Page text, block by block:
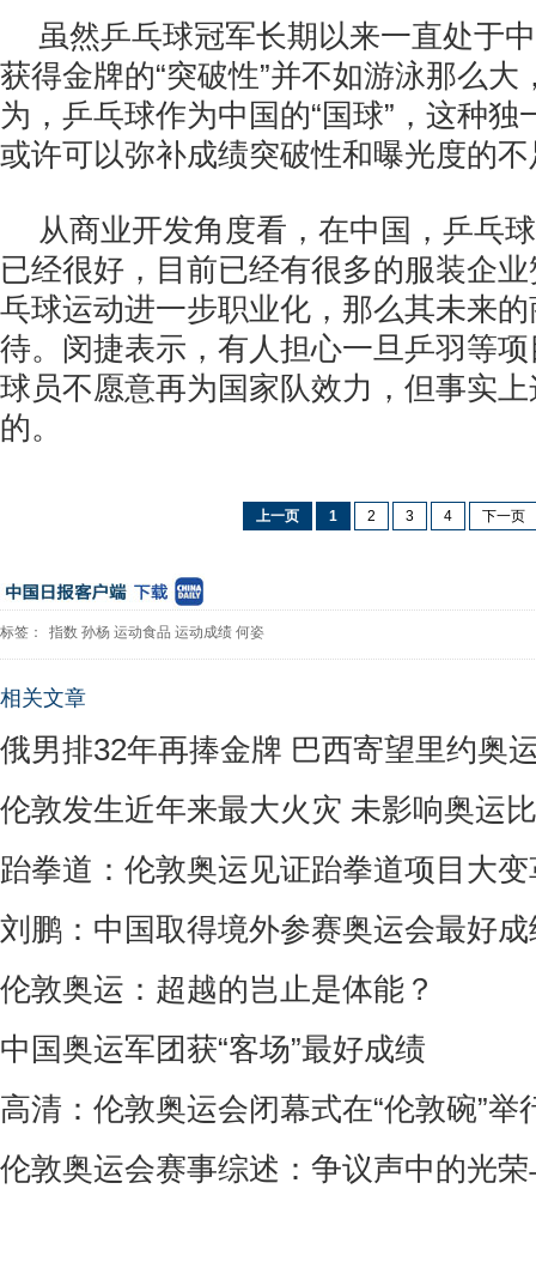
虽然乒乓球冠军长期以来一直处于
获得金牌的“突破性”并不如游泳那么大
为，乒乓球作为中国的“国球”，这种
或许可以弥补成绩突破性和曝光度的
从商业开发角度看，在中国，乒乓
已经很好，目前已经有很多的服装企
乓球运动进一步职业化，那么其未来
待。闵捷表示，有人担心一旦乒羽等
球员不愿意再为国家队效力，但事实
的。
上一页 1 2 3 4 下一页
标签： 指数 孙杨 运动食品 运动成绩 何姿
相关文章
俄男排32年再捧金牌 巴西寄望里约奥
伦敦发生近年来最大火灾 未影响奥运
跆拳道：伦敦奥运见证跆拳道项目大变
刘鹏：中国取得境外参赛奥运会最好成
伦敦奥运：超越的岂止是体能？
中国奥运军团获“客场”最好成绩
高清：伦敦奥运会闭幕式在“伦敦碗”举
伦敦奥运会赛事综述：争议声中的光